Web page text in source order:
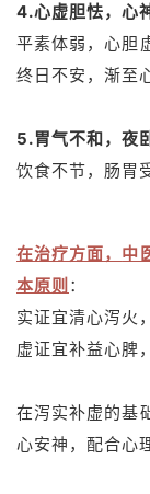
4.心虚胆怯，心
平素体弱，心胆
终日不安，渐至
5.胃气不和，夜
饮食不节，肠胃
在治疗方面， 中
本原则 ：
实证宜清心泻火
虚证宜补益心脾
在泻实补虚的基
心安神，配合心